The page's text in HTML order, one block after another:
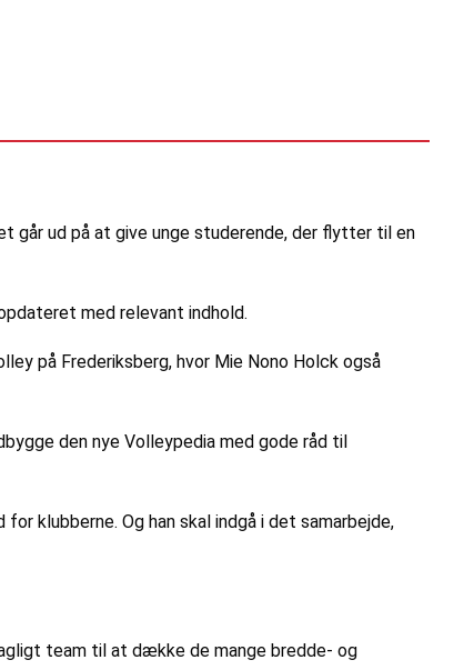
går ud på at give unge studerende, der flytter til en
med relevant indhold.
på Frederiksberg, hvor Mie Nono Holck også
den nye Volleypedia med gode råd til
klubberne. Og han skal indgå i det samarbejde,
team til at dække de mange bredde- og